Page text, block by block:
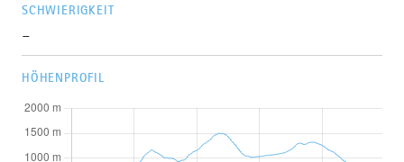
SCHWIERIGKEIT
-
HÖHENPROFIL